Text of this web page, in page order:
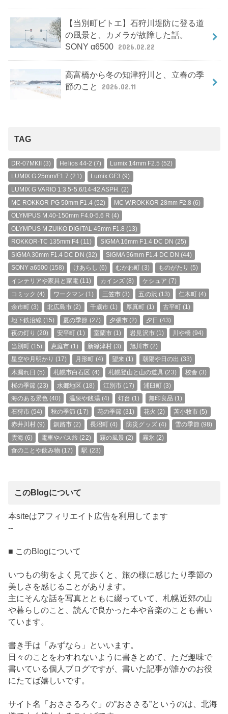
【当別町ビトエ】石狩川堤防に登る道
の風景と、カメラが故障した話。
SONY α6500 2026.02.22
高富橋から冬の知津狩川と、立春の季
節のこと
2026.02.11
TAG
DR-07MKII(3) Helios 44-2 (7) Lumix 14mm F2.5 (52)
LUMIX G 25mm/F1.7 (21) Lumix GF3 (9)
LUMIX G VARIO 1:3.5-5.6/14-42 ASPH. (2)
MC ROKKOR-PG 50mm F1.4(52) MC W.ROKKOR 28mm F2.8 (6)
OLYMPUS M.40-150mm F4.0-5.6 R (4)
OLYMPUS M.ZUIKO DIGITAL 45mm F1.8 (13)
ROKKOR-TC 135mm F4 (11) SIGMA 16mm F1.4 DC DN (25)
SIGMA 30mm F1.4 DC DN (32) SIGMA 56mm F1.4 DC DN (44)
SONY a6500 (158) けあらし (6) むかわ町 (3) ものがたり (5)
インテリアや家具と家電 (11) カインズ(8) ケシュア (7)
コミック (4) ワークマン (1) 三笠市 (3) 五の沢 (13) 仁木町 (4)
余市町(3) 北広島市 (2) 千歳市(1) 厚真町 (1) 古平町 (1)
地下鉄沿線 (15) 夏の季節 (27) 夕張市 (2) 夕日 (43)
夜の灯り (20) 安平町 (1) 室蘭市(1) 岩見沢市(1) 川や橋 (94)
当別町(15) 恵庭市 (1) 新篠津村(3) 旭川市(2)
星空や月明かり (17) 月形町 (4) 望来 (1) 朝陽や日の出 (33)
木漏れ日 (5) 札幌市白石区 (4) 札幌登山と山の道具 (23) 校舎 (3)
桜の季節 (23) 水郷地区 (18) 江別市 (17) 浦臼町(3)
海のある景色(40) 温泉や銭湯(4) 灯台 (1) 無印良品 (1)
石狩市(54) 秋の季節 (17) 花の季節 (31) 花火 (2) 苫小牧市 (5)
赤井川村(9) 釧路市 (2) 長沼町(4) 防災グッズ(4) 雪の季節 (98)
雲海(6) 電車やバス旅 (22) 霧の風景 (2) 霧氷 (2)
食のことや飲み物 (17) 駅 (23)
このBlogについて
本siteはアフィリエイト広告を利用してます
--
■ このBlogについて
いつもの街をよく見て歩くと、旅の様に感じたり季節の
美しさを感じることがあります。
主にそんな話を写真とともに綴っていて、札幌近郊の山
や暮らしのこと、読んで良かった本や音楽のことも書い
ています。
書き手は「みずなら」といいます。
日々のことをわすれないように書きとめて、ただ趣味で
書いている個人ブログですが、書いた記事が誰かのお役
にたてば嬉しいです。
サイト名「おささるろぐ」の”おささる”というのは、北海